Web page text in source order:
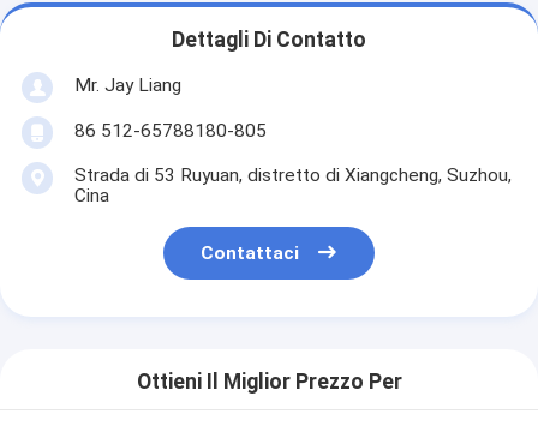
Dettagli Di Contatto
Mr. Jay Liang
86 512-65788180-805
Strada di 53 Ruyuan, distretto di Xiangcheng, Suzhou,
Cina
Contattaci
Ottieni Il Miglior Prezzo Per